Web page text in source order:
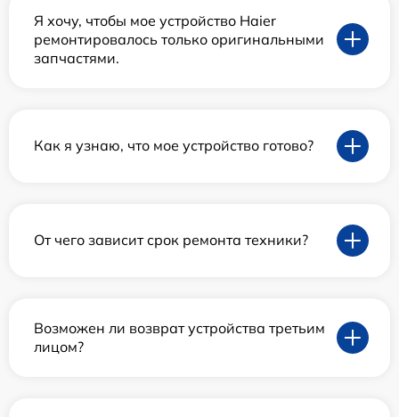
Я хочу, чтобы мое устройство Haier
ремонтировалось только оригинальными
запчастями.
Как я узнаю, что мое устройство готово?
От чего зависит срок ремонта техники?
Возможен ли возврат устройства третьим
лицом?